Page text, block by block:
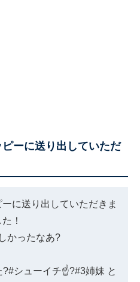
ピーに送り出していただ
に送り出していただきま
た！
かったなあ?
?#シューイチ☝?#3姉妹 と